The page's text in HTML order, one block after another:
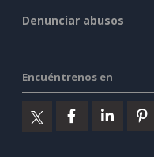
Denunciar abusos
Encuéntrenos en